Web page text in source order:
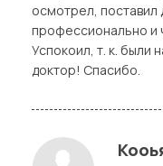
осмотрел, поставил
профессионально и
Успокоил, т. к. были
доктор! Спасибо.